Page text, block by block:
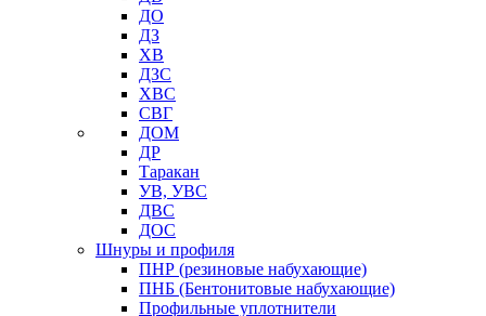
ДО
ДЗ
ХВ
ДЗС
ХВС
СВГ
ДОМ
ДР
Таракан
УВ, УВС
ДВС
ДОС
Шнуры и профиля
ПНР (резиновые набухающие)
ПНБ (Бентонитовые набухающие)
Профильные уплотнители